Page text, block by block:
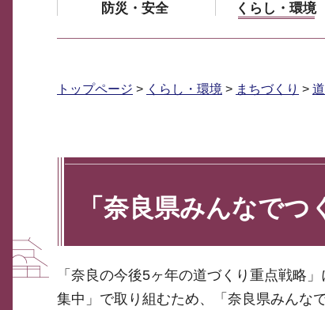
防災・安全 くらし・環境
トップページ > くらし・環境 > まちづくり >
「奈良県みんなでつ
「奈良の今後5ヶ年の道づくり重点戦略
集中」で取り組むため、「奈良県みんな